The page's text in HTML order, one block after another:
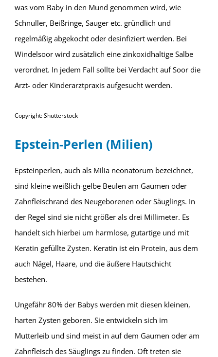
was vom Baby in den Mund genommen wird, wie
Schnuller, Beißringe, Sauger etc. gründlich und
regelmäßig abgekocht oder desinfiziert werden. Bei
Windelsoor wird zusätzlich eine zinkoxidhaltige Salbe
verordnet. In jedem Fall sollte bei Verdacht auf Soor die
Arzt- oder Kinderarztpraxis aufgesucht werden.
Copyright: Shutterstock
Epstein-Perlen (Milien)
Epsteinperlen, auch als Milia neonatorum bezeichnet,
sind kleine weißlich-gelbe Beulen am Gaumen oder
Zahnfleischrand des Neugeborenen oder Säuglings. In
der Regel sind sie nicht größer als drei Millimeter. Es
handelt sich hierbei um harmlose, gutartige und mit
Keratin gefüllte Zysten. Keratin ist ein Protein, aus dem
auch Nägel, Haare, und die äußere Hautschicht
bestehen.
Ungefähr 80% der Babys werden mit diesen kleinen,
harten Zysten geboren. Sie entwickeln sich im
Mutterleib und sind meist in auf dem Gaumen oder am
Zahnfleisch des Säuglings zu finden. Oft treten sie